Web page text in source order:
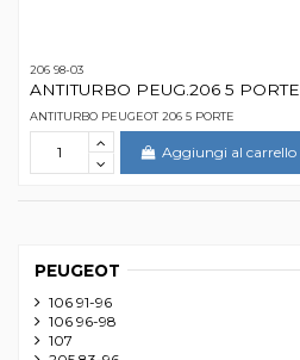
206 98-03
ANTITURBO PEUG.206 5 PORTE
ANTITURBO PEUGEOT 206 5 PORTE
Aggiungi al carrello
PEUGEOT
106 91-96
106 96-98
107